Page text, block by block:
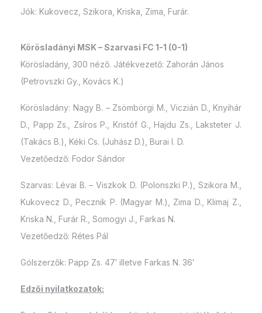
Jók: Kukovecz, Szikora, Kriska, Zima, Furár.
Körösladányi MSK – Szarvasi FC 1-1 (0-1)
Körösladány, 300 néző. Játékvezető: Zahorán János
(Petrovszki Gy., Kovács K.)
Körösladány: Nagy B. – Zsömbörgi M., Viczián D., Knyihár
D., Papp Zs., Zsíros P., Kristóf G., Hajdu Zs., Laksteter J.
(Takács B.), Kéki Cs. (Juhász D.), Burai I. D.
Vezetőedző: Fodor Sándor
Szarvas: Lévai B. – Viszkok D. (Polonszki P.), Szikora M.,
Kukovecz D., Pecznik P. (Magyar M.), Zima D., Klimaj Z.,
Kriska N., Furár R., Somogyi J., Farkas N.
Vezetőedző: Rétes Pál
Gólszerzők: Papp Zs. 47′ illetve Farkas N. 36′
Edzői nyilatkozatok: